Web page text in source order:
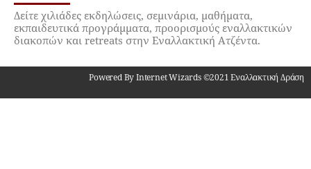
Δείτε χιλιάδες εκδηλώσεις, σεμινάρια, μαθήματα,
εκπαιδευτικά προγράμματα, προορισμούς εναλλακτικών
διακοπών και retreats στην Εναλλακτική Ατζέντα.
Powered By Internet Wizards ©2021 Εναλλακτική Δράση